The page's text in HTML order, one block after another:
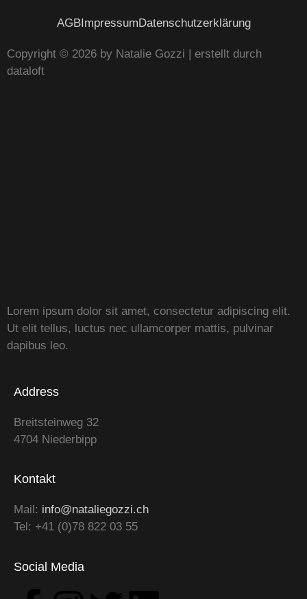
AGBImpressumDatenschutzerklärung
Copyright © 2026 by Natalie Gozzi | erstellt durch
dataloft
Lorem ipsum dolor sit amet, consectetur adipiscing elit.
Ut elit tellus, luctus nec ullamcorper mattis, pulvinar
dapibus leo.
Address
Breitsteinweg 32
4704 Niederbipp
Kontakt
Mail: info@nataliegozzi.ch
Tel: +41 (0)78 822 03 55
Social Media